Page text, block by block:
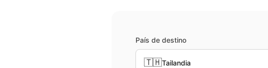
País de destino
🇹🇭Tailandia